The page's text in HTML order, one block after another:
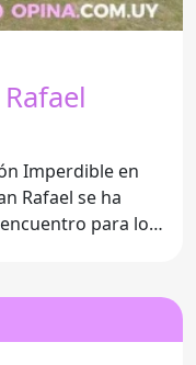
Imperdible en
para los